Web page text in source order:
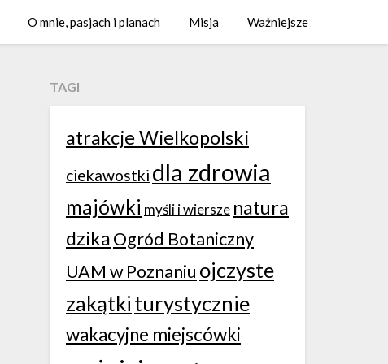
O mnie, pasjach i planach Misja Ważniejsze
TAGI
atrakcje Wielkopolski
ciekawostki dla zdrowia
majówki myśli i wiersze natura
dzikaOgród Botaniczny
UAM w Poznaniu ojczyste
zakątki turystycznie
wakacyjne miejscówki